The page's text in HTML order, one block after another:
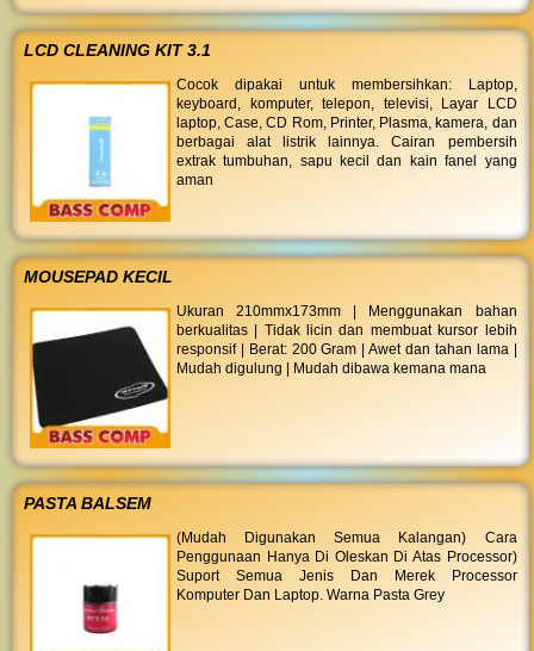
LCD CLEANING KIT 3.1
Cocok dipakai untuk membersihkan: Laptop,
keyboard, komputer, telepon, televisi, Layar LCD
laptop, Case, CD Rom, Printer, Plasma, kamera, dan
berbagai alat listrik lainnya. Cairan pembersih
extrak tumbuhan, sapu kecil dan kain fanel yang
aman
MOUSEPAD KECIL
Ukuran 210mmx173mm | Menggunakan bahan
berkualitas | Tidak licin dan membuat kursor lebih
responsif | Berat: 200 Gram | Awet dan tahan lama |
Mudah digulung | Mudah dibawa kemana mana
PASTA BALSEM
(Mudah Digunakan Semua Kalangan) Cara
Penggunaan Hanya Di Oleskan Di Atas Processor)
Suport Semua Jenis Dan Merek Processor
Komputer Dan Laptop. Warna Pasta Grey